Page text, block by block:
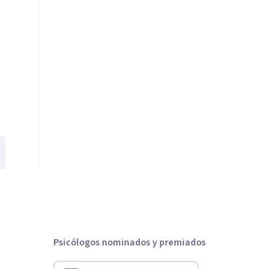
Psicólogos nominados y premiados